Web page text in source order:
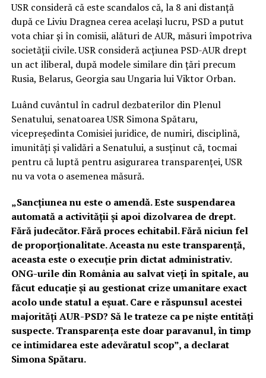
USR consideră că este scandalos că, la 8 ani distanță
după ce Liviu Dragnea cerea același lucru, PSD a putut
vota chiar și în comisii, alături de AUR, măsuri împotriva
societății civile. USR consideră acțiunea PSD-AUR drept
un act iliberal, după modele similare din țări precum
Rusia, Belarus, Georgia sau Ungaria lui Viktor Orban.
Luând cuvântul în cadrul dezbaterilor din Plenul
Senatului, senatoarea USR Simona Spătaru,
vicepreședinta Comisiei juridice, de numiri, disciplină,
imunități și validări a Senatului, a susținut că, tocmai
pentru că luptă pentru asigurarea transparenței, USR
nu va vota o asemenea măsură.
„Sancțiunea nu este o amendă. Este suspendarea
automată a activității și apoi dizolvarea de drept.
Fără judecător. Fără proces echitabil. Fără niciun fel
de proporționalitate. Aceasta nu este transparență,
aceasta este o execuție prin dictat administrativ.
ONG-urile din România au salvat vieți în spitale, au
făcut educație și au gestionat crize umanitare exact
acolo unde statul a eșuat. Care e răspunsul acestei
majorități AUR-PSD? Să le trateze ca pe niște entități
suspecte. Transparența este doar paravanul, în timp
ce intimidarea este adevăratul scop”, a declarat
Simona Spătaru.